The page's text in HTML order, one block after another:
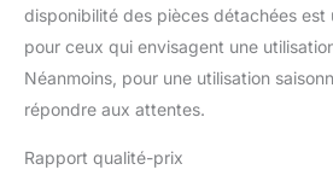
sécurité,
un
à double
améliorée
disponibilité des pièces détachées est
pour ceux qui envisagent une
Néanmoins, pour une utilisation
répondre aux attentes.
Rapport qualité-prix